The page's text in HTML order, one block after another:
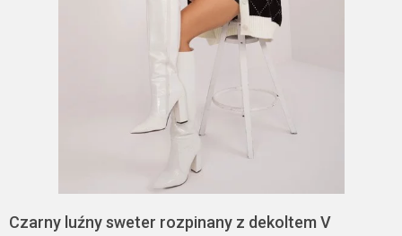
Czarny luźny sweter rozpinany z dekoltem V